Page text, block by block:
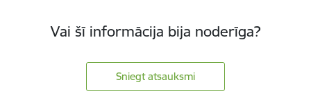
Vai šī informācija bija noderīga?
Sniegt atsauksmi